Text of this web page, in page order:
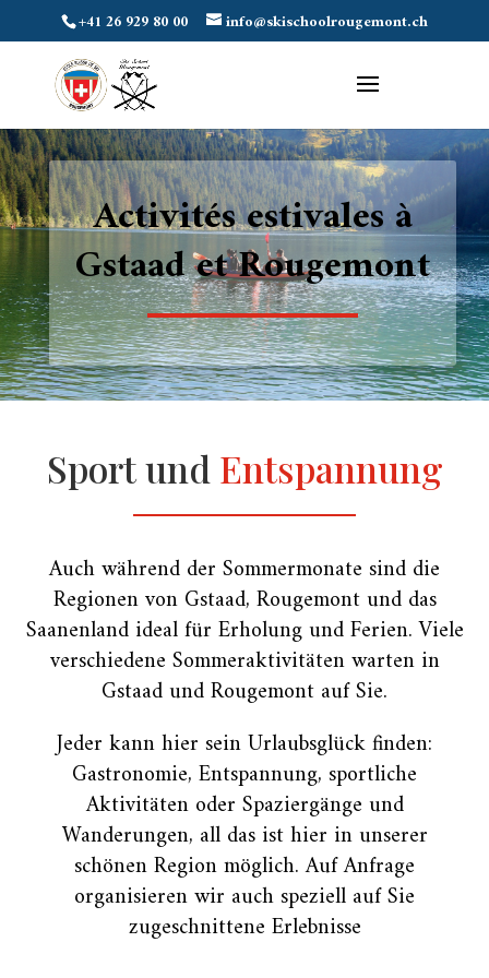
+41 26 929 80 00 info@skischoolrougemont.ch
Activités estivales à
Gstaad et Rougemont
Sport und Entspannung
Auch während der Sommermonate sind die
Regionen von Gstaad, Rougemont und das
Saanenland ideal für Erholung und Ferien. Viele
verschiedene Sommeraktivitäten warten in
Gstaad und Rougemont auf Sie.
Jeder kann hier sein Urlaubsglück finden:
Gastronomie, Entspannung, sportliche
Aktivitäten oder Spaziergänge und
Wanderungen, all das ist hier in unserer
schönen Region möglich. Auf Anfrage
organisieren wir auch speziell auf Sie
zugeschnittene Erlebnisse